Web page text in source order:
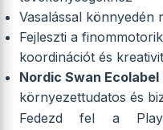
Vasalással könnyedén
Fejleszti a
koordinációt és
Nordic Swan Ecolabel
környezettudatos és
Fedezd fel a